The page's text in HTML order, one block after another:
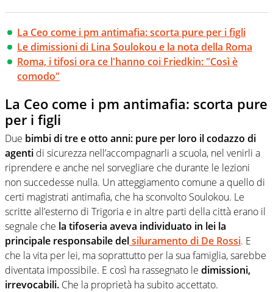
La Ceo come i pm antimafia: scorta pure per i figli
Le dimissioni di Lina Soulokou e la nota della Roma
Roma, i tifosi ora ce l'hanno coi Friedkin: "Così è
comodo"
La Ceo come i pm antimafia: scorta pure
per i figli
Due bimbi di tre e otto anni: pure per loro il codazzo di
agenti di sicurezza nell’accompagnarli a scuola, nel venirli a
riprendere e anche nel sorvegliare che durante le lezioni
non succedesse nulla. Un atteggiamento comune a quello di
certi magistrati antimafia, che ha sconvolto Soulokou. Le
scritte all’esterno di Trigoria e in altre parti della città erano il
segnale che la tifoseria aveva individuato in lei la
principale responsabile delsiluramento di De Rossi. E
che la vita per lei, ma soprattutto per la sua famiglia, sarebbe
diventata impossibile. E così ha rassegnato le dimissioni,
irrevocabili. Che la proprietà ha subito accettato.